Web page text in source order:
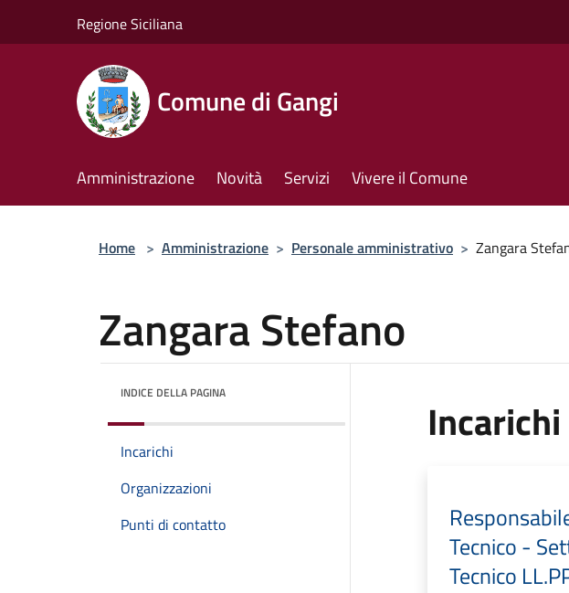
Regione Siciliana
Comune di Gangi
Amministrazione Novità Servizi Vivere il Comune
Home > Amministrazione > Personale amministrativo > Zangara
Zangara Stefano
INDICE DELLA PAGINA
Incarichi
Organizzazioni
Punti di contatto
Incarichi
Tecnico -
Tecnico